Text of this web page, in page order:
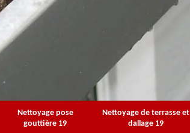
Nettoyage pose
gouttière 19
Nettoyage de terrasse et
dallage 19